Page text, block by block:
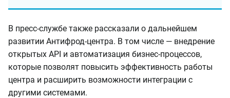
В пресс-службе также рассказали о дальнейшем
развитии Антифрод-центра. В том числе — внедрение
открытых API и автоматизация бизнес-процессов,
которые позволят повысить эффективность работы
центра и расширить возможности интеграции с
другими системами.